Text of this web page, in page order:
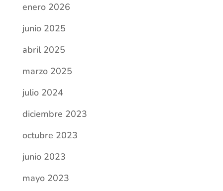
enero 2026
junio 2025
abril 2025
marzo 2025
julio 2024
diciembre 2023
octubre 2023
junio 2023
mayo 2023